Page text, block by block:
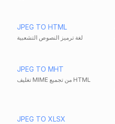
JPEG TO HTML
لغة ترميز النصوص التشعبية
JPEG TO MHT
تغليف MIME من تجميع HTML
JPEG TO XLSX